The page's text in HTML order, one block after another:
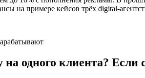
на примере кейсов трёх digital-
на одного клиента?